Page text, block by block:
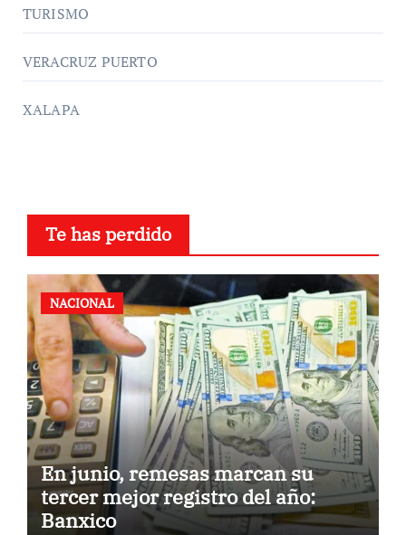
TURISMO
VERACRUZ PUERTO
XALAPA
Te has perdido
NACIONAL
En junio, remesas marcan su
tercer mejor registro del año:
Banxico